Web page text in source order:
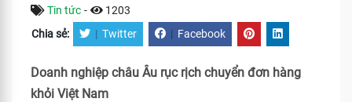
Tin tức - 1203
Chia sẻ: | Twitter | Facebook
Doanh nghiệp châu Âu rục rịch chuyển đơn hàng
khỏi Việt Nam